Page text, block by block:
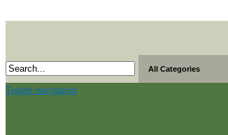
content
Toggle navigation